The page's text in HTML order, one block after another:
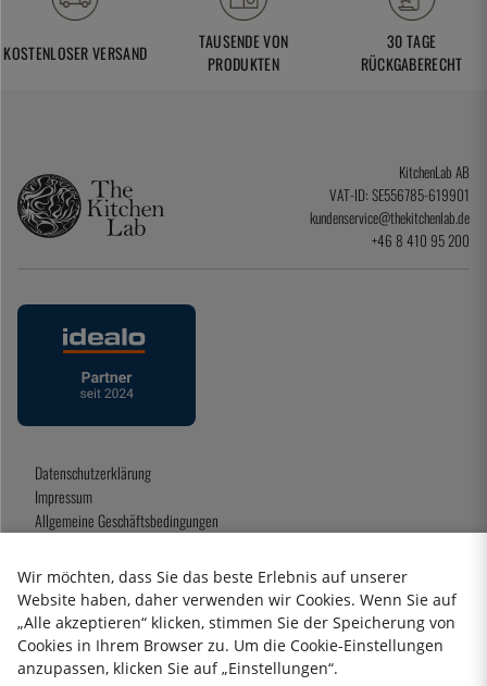
KOSTENLOSER VERSAND
TAUSENDE VON
PRODUKTEN
30 TAGE
RÜCKGABERECHT
KitchenLab AB
VAT-ID: SE556785-619901
kundenservice@thekitchenlab.de
+46 8 410 95 200
Datenschutzerklärung
Impressum
Allgemeine Geschäftsbedingungen
2026 KitchenLab AB
Wir möchten, dass Sie das beste Erlebnis auf unserer
Website haben, daher verwenden wir Cookies. Wenn Sie auf
„Alle akzeptieren“ klicken, stimmen Sie der Speicherung von
Cookies in Ihrem Browser zu. Um die Cookie-Einstellungen
anzupassen, klicken Sie auf „Einstellungen“.